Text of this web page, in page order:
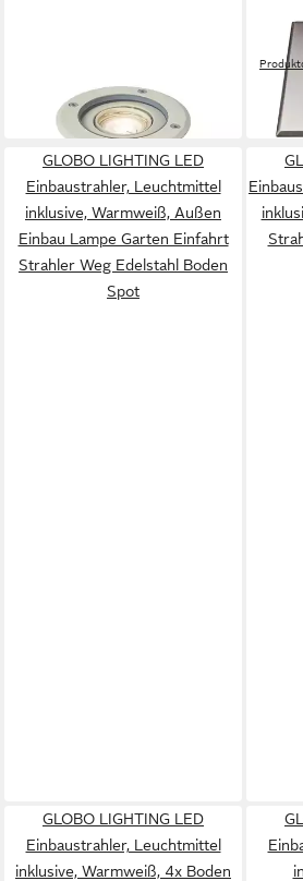
in 4-5 Werktagen bei dir
V-TAC
LED
31,99
in 2-3
GLOBO LIGHTING LED
Einbaustrahler, Leuchtmittel
inklusive, Warmweiß, Außen
Einbau Lampe Garten Einfahrt
Strahler Weg Edelstahl Boden
Spot
GLOBO LIGHTING LED
Einbaustrahler, Leuchtmittel
inklusive, Warmweiß, 4x Boden